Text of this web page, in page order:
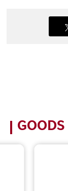
GOODS